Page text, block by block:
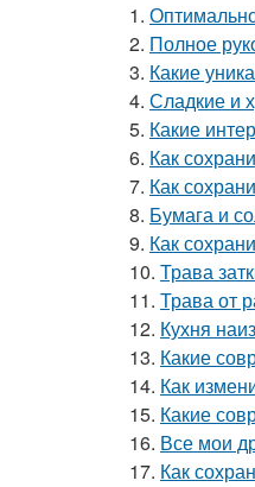
1.
2. Полное
3. Какие
4. Сладкие и
5. Какие
6. Как
7. Как
8. Бумага и
9. Как
10. Трава
11. Трава от
12. Кухня
13. Какие
14. Как
15. Какие
16. Все мои
17. Как